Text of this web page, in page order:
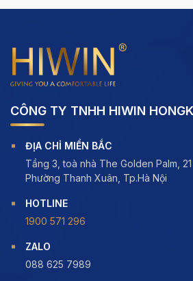
CÔNG TY TNHH HIWIN
ĐỊA CHỈ MIỀN BẮC
Tầng 3, toà nhà The Golden Palm, 21
Phường Thanh Xuân, Tp.Hà Nội
HOTLINE
1900 571 296
ZALO
088 625 7989